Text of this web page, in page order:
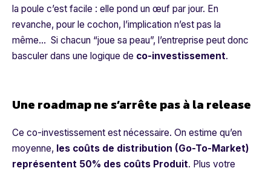
la poule c’est facile : elle pond un œuf par jour. En
revanche, pour le cochon, l’implication n’est pas la
même… Si chacun “joue sa peau”, l’entreprise peut donc
basculer dans une logique de co-investissement.
Une roadmap ne s’arrête pas à la release
Ce co-investissement est nécessaire. On estime qu’en
moyenne, les coûts de distribution (Go-To-Market)
représentent 50% des coûts Produit. Plus votre